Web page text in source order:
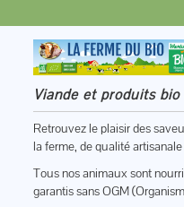
Viande et produits
Retrouvez le plaisir des
la ferme, de qualité
Tous nos animaux sont
garantis sans OGM